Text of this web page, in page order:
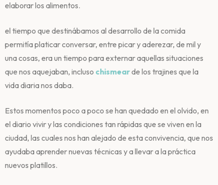
elaborar los alimentos.
el tiempo que destinábamos al desarrollo de la comida
permitía platicar conversar, entre picar y aderezar, de mil y
una cosas, era un tiempo para externar aquellas situaciones
que nos aquejaban, incluso chismearde los trajines que la
vida diaria nos daba.
Estos momentos poco a poco se han quedado en el olvido, en
el diario vivir y las condiciones tan rápidas que se viven en la
ciudad, las cuales nos han alejado de esta convivencia, que nos
ayudaba aprender nuevas técnicas y a llevar a la práctica
nuevos platillos.